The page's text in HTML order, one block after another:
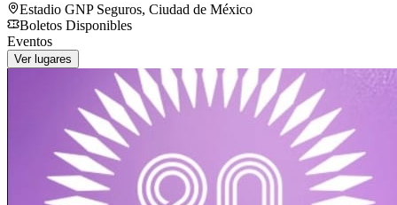
Estadio GNP Seguros, Ciudad de México
Boletos Disponibles
Eventos
Ver lugares